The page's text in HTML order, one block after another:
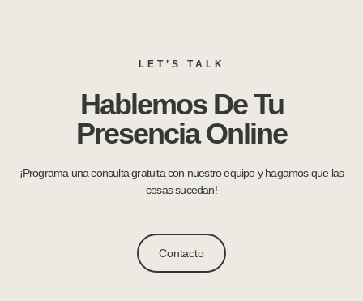
LET’S TALK
Hablemos De Tu
Presencia Online
¡Programa una consulta gratuita con nuestro equipo y hagamos que las
cosas sucedan!
Contacto